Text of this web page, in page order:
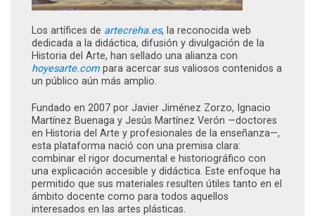
Los artífices de artecreha.es, la reconocida web
dedicada a la didáctica, difusión y divulgación de la
Historia del Arte, han sellado una alianza con
hoyesarte.com para acercar sus valiosos contenidos a
un público aún más amplio.
Fundado en 2007 por Javier Jiménez Zorzo, Ignacio
Martínez Buenaga y Jesús Martínez Verón —doctores
en Historia del Arte y profesionales de la enseñanza—,
esta plataforma nació con una premisa clara:
combinar el rigor documental e historiográfico con
una explicación accesible y didáctica. Este enfoque ha
permitido que sus materiales resulten útiles tanto en el
ámbito docente como para todos aquellos
interesados en las artes plásticas.